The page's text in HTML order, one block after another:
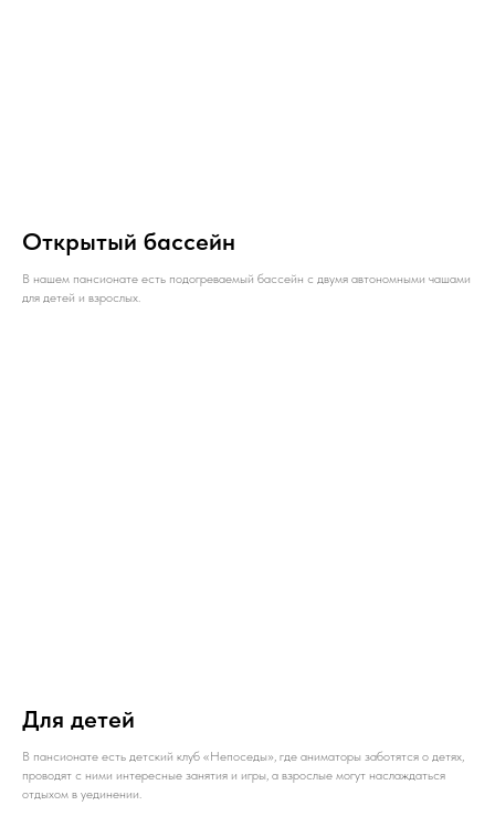
Открытый бассейн
В нашем пансионате есть подогреваемый бассейн с двумя автономными чашами
для детей и взрослых.
Для детей
В пансионате есть детский клуб «Непоседы», где аниматоры заботятся о детях,
проводят с ними интересные занятия и игры, а взрослые могут наслаждаться
отдыхом в уединении.